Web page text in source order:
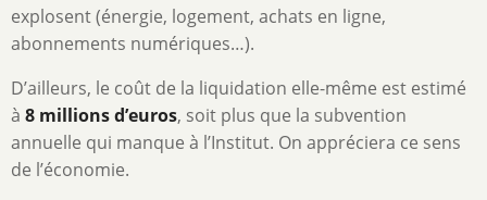
explosent (énergie, logement, achats en ligne,
abonnements numériques…).
D’ailleurs, le coût de la liquidation elle-même est estimé
à 8 millions d’euros, soit plus que la subvention
annuelle qui manque à l’Institut. On appréciera ce sens
de l’économie.